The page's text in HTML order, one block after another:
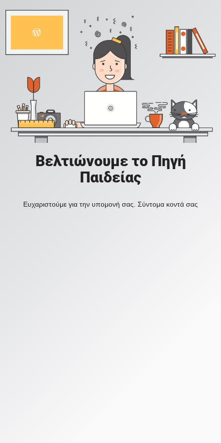
Βελτιώνουμε το Πηγή
Παιδείας
Ευχαριστούμε για την υπομονή σας. Σύντομα κοντά σας